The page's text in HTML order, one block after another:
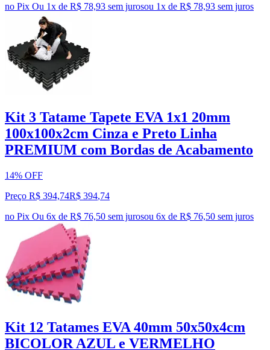
no Pix Ou 1x de R$ 78,93 sem jurosou 1x de R$ 78,93 sem juros
Kit 3 Tatame Tapete EVA 1x1 20mm
100x100x2cm Cinza e Preto Linha
PREMIUM com Bordas de Acabamento
14% OFF
Preço R$ 394,74R$ 394,74
no Pix Ou 6x de R$ 76,50 sem jurosou 6x de R$ 76,50 sem juros
Kit 12 Tatames EVA 40mm 50x50x4cm
BICOLOR AZUL e VERMELHO